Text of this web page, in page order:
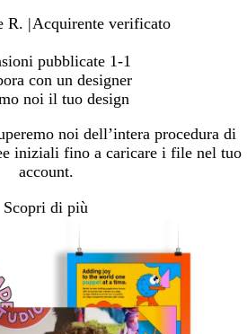
R. |Acquirente verificato
pubblicate 1-1
con un designer
noi il tuo design
noi dell’intera procedura di
iniziali fino a caricare i file nel tuo
account.
Scopri di più